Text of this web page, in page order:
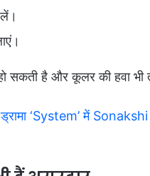
है और कूलर की हवा भी
‘System’ में